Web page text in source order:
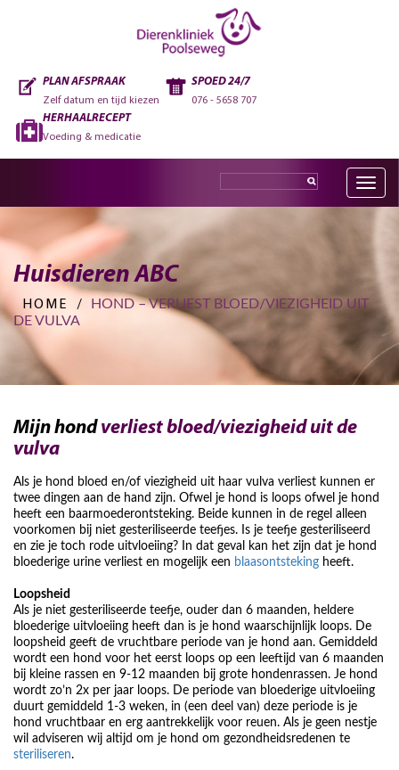
PLAN AFSPRAAK
Zelf datum en tijd kiezen
SPOED 24/7
076 - 5658 707
HERHAALRECEPT
Voeding & medicatie
Toggle
Huisdieren ABC
HOME /
HOND – VERLIEST BLOED/VIEZIGHEID UIT
DE VULVA
Mijn hondverliest bloed/viezigheid uit de
vulva
Als je hond bloed en/of viezigheid uit haar vulva verliest kunnen er
twee dingen aan de hand zijn. Ofwel je hond is loops ofwel je hond
heeft een baarmoederontsteking. Beide kunnen in de regel alleen
voorkomen bij niet gesteriliseerde teefjes. Is je teefje gesteriliseerd
en zie je toch rode uitvloeiing? In dat geval kan het zijn dat je hond
bloederige urine verliest en mogelijk een blaasontsteking heeft.
Loopsheid
Als je niet gesteriliseerde teefje, ouder dan 6 maanden, heldere
bloederige uitvloeiing heeft dan is je hond waarschijnlijk loops. De
loopsheid geeft de vruchtbare periode van je hond aan. Gemiddeld
wordt een hond voor het eerst loops op een leeftijd van 6 maanden
bij kleine rassen en 9-12 maanden bij grote hondenrassen. Je hond
wordt zo’n 2x per jaar loops. De periode van bloederige uitvloeiing
duurt gemiddeld 1-3 weken, in (een deel van) deze periode is je
hond vruchtbaar en erg aantrekkelijk voor reuen. Als je geen nestje
wil adviseren wij altijd om je hond om gezondheidsredenen te
steriliseren.